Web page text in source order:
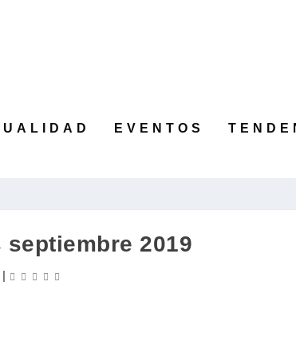
EVENTOS
2019